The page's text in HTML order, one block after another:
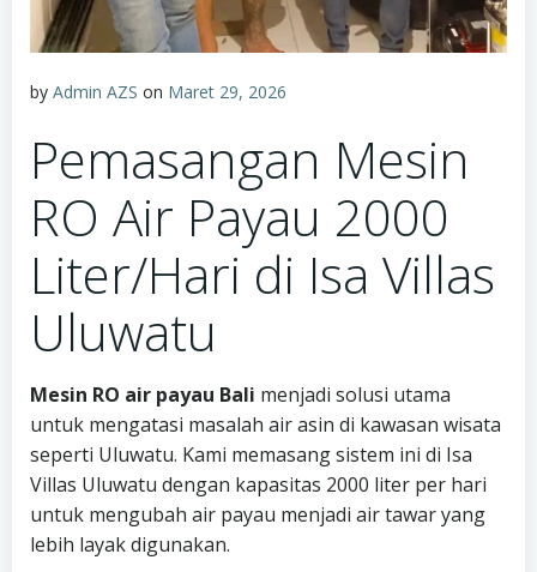
by Admin AZS on Maret 29, 2026
Pemasangan Mesin
RO Air Payau 2000
Liter/Hari di Isa Villas
Uluwatu
Mesin RO air payau Bali menjadi solusi utama
untuk mengatasi masalah air asin di kawasan wisata
seperti Uluwatu. Kami memasang sistem ini di Isa
Villas Uluwatu dengan kapasitas 2000 liter per hari
untuk mengubah air payau menjadi air tawar yang
lebih layak digunakan.